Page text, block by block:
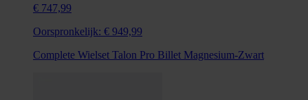
€ 747,99
Oorspronkelijk: € 949,99
Complete Wielset Talon Pro Billet Magnesium-Zwart